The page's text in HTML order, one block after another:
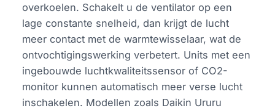
overkoelen. Schakelt u de ventilator op een
lage constante snelheid, dan krijgt de lucht
meer contact met de warmtewisselaar, wat de
ontvochtigingswerking verbetert. Units met een
ingebouwde luchtkwaliteitssensor of CO2-
monitor kunnen automatisch meer verse lucht
inschakelen. Modellen zoals Daikin Ururu